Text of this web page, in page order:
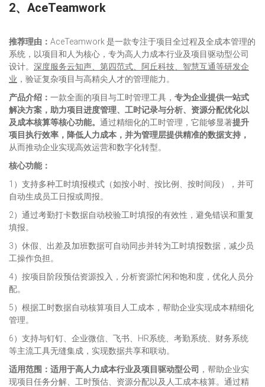
2、AceTeamwork
推荐理由： AceTeamwork 是一款专注于项目全过程及全成本管理的
系统，以项目和人为核心，专为高人力成本行业及项目驱动型公司
设计。 深度服务云知声、第四范式 、阿丘科技、智慧互通等研发企
业 ，验证复杂项目与高精尖人才的管理能力。
产品介绍： 一款全面的项目与工时管理工具， 专为企业提供一站式
解决方案，助力项目进度管理、工时记录与分析、资源分配优化以
及成本核算等核心功能。 通过精细化的工时管理，它能够显著提升
项目执行效率，降低人力成本，并为管理层提供精准的数据支持，
从而推动企业实现高效运营和数字化转型。
核心功能：
1）支持多种工时填报模式（如按小时、按比例、按时间段），并可
自动生成员工日报或周报。
2）通过考勤打卡数据自动校验工时填报的有效性，避免错误和重复
填报。
3）休假、出差及加班数据可自动同步并转为工时填报数据，减少员
工操作负担。
4）按项目阶段预估资源投入，分析资源忙闲和饱和度，优化人员分
配。
5）根据工时数据自动核算项目人工成本，帮助企业实现成本精细化
管理。
6）支持与钉钉、企业微信、飞书、HR系统、考勤系统、财务系统
等主流工具无缝集成，实现数据共享和联动。
适用范围： 适用于高人力成本行业及项目驱动型公司 ，帮助企业实
现项目任务分解、工时预估、资源分配以及人工成本核算。通过精